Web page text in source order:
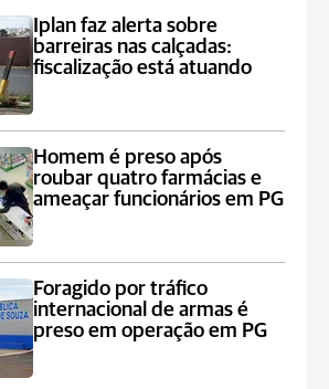
Iplan faz alerta sobre
barreiras nas calçadas:
fiscalização está atuando
Homem é preso após
roubar quatro farmácias e
ameaçar funcionários em PG
Foragido por tráfico
internacional de armas é
preso em operação em PG